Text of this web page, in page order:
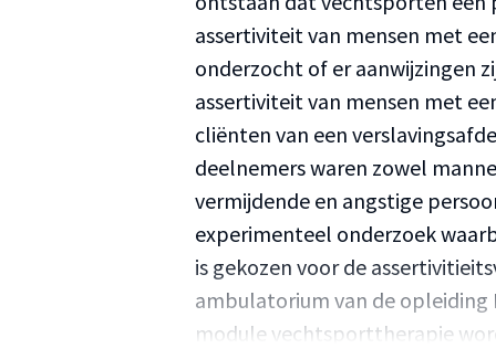
assertiviteit van mensen met
onderzocht of er aanwijzingen
assertiviteit van mensen met
cliënten van een
deelnemers waren zowel
vermijdende en angstige
experimenteel onderzoek
is gekozen voor de
ambulatorium van de opleiding
module vechtsporttherapie